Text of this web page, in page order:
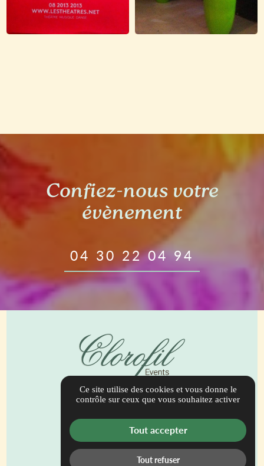
Confiez-nous votre
évènement
04 30 22 04 94
944 Bis Route de Draguignan
contact@clorofilevents.com
04 30 22 04 94
Ce site utilise des cookies et vous donne le
contrôle sur ceux que vous souhaitez activer
Tout accepter
Tout refuser